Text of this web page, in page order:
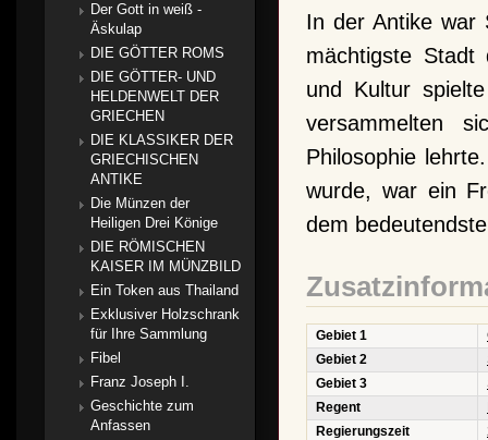
In der Antike war
mächtigste Stadt
und Kultur
versammelten
Philosophie
wurde, war ein
dem
Gebiet 1
Gebiet 2
Gebiet 3
Regent
Regierungszeit
Der Gott in weiß -
Äskulap
DIE GÖTTER ROMS
DIE GÖTTER- UND
HELDENWELT DER
GRIECHEN
DIE KLASSIKER DER
GRIECHISCHEN
ANTIKE
Die Münzen der
Heiligen Drei Könige
DIE RÖMISCHEN
KAISER IM MÜNZBILD
Ein Token aus Thailand
Exklusiver Holzschrank
für Ihre Sammlung
Fibel
Franz Joseph I.
Geschichte zum
Anfassen